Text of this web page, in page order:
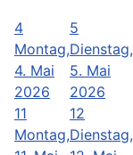
4
Montag,
4. Mai
2026
5
Dienstag,
5. Mai
2026
11
Montag,
12
Dienstag,